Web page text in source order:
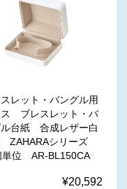
レット・バングル用
ブレスレット・バ
ル台紙 合成レザー白
ZAHARAシリーズ
単位 AR-BL150CA
¥20,592